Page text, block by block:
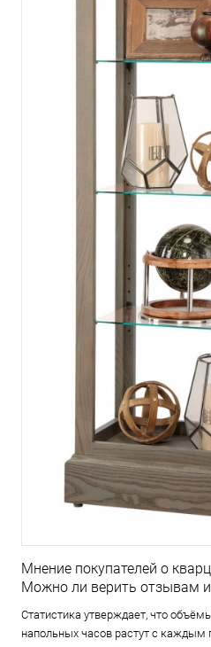
Мнение покупателей о
Можно ли верить отзывам
Статистика утверждает, что
напольных часов растут с каждым